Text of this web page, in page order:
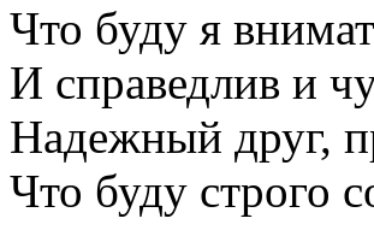
Что буду я
И справедлив и
Надежный друг,
Что буду строго